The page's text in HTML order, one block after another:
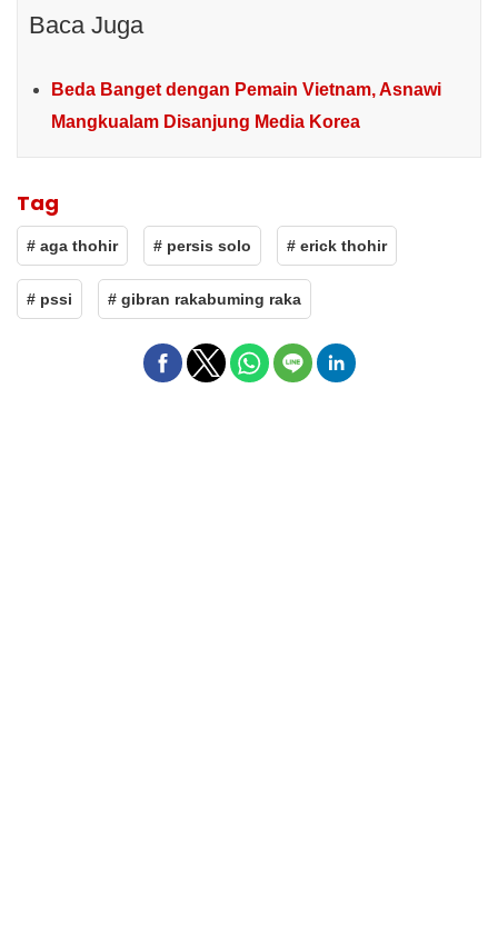
Baca Juga
Beda Banget dengan Pemain Vietnam, Asnawi
Mangkualam Disanjung Media Korea
Tag
# aga thohir # persis solo # erick thohir
# pssi # gibran rakabuming raka